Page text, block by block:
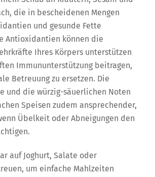
die in bescheidenen Mengen
und gesunde Fette
Antioxidantien können die
Ihres Körpers unterstützen
Immununterstützung beitragen,
Betreuung zu ersetzen. Die
und die würzig-säuerlichen Noten
Speisen zudem ansprechender,
Übelkeit oder Abneigungen den
auf Joghurt, Salate oder
um einfache Mahlzeiten